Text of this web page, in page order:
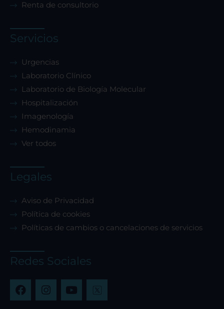
Renta de consultorio
Servicios
Urgencias
Laboratorio Clínico
Laboratorio de Biología Molecular
Hospitalización
Imagenología
Hemodinamia
Ver todos
Legales
Aviso de Privacidad
Política de cookies
Políticas de cambios o cancelaciones de servicios
Redes Sociales
F
a
I
n
Y
o